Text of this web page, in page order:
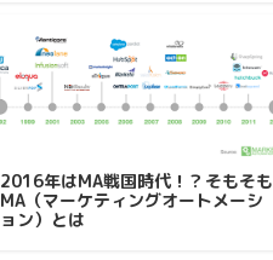
2016年はMA戦国時代！？そもそも
MA（マーケティングオートメーシ
ョン）とは